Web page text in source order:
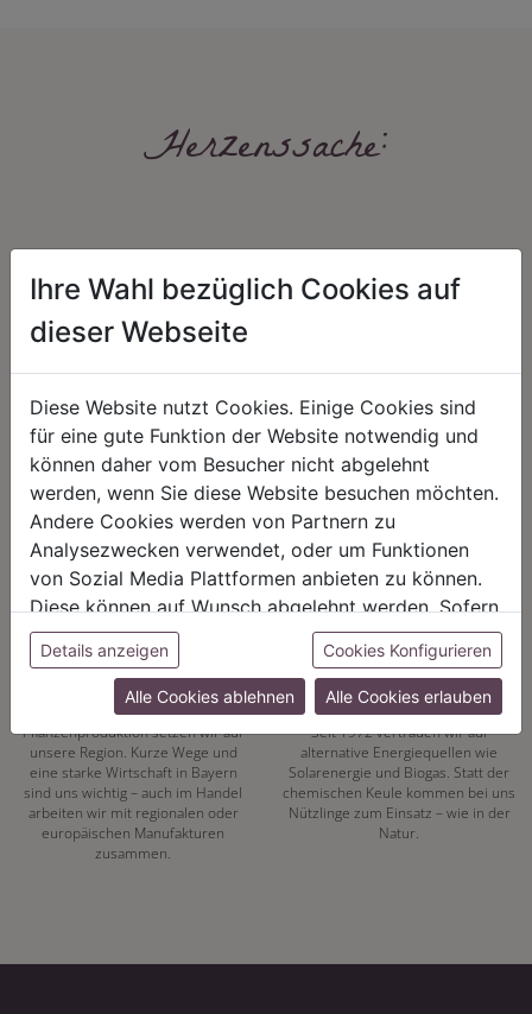
Herzenssache:
HARMONIE
Unser Sortiment steht für ein
positives Lebensgefühl. Wir
schenken natürliche, stilvolle
Momente für harmonische Stunden
zu Hause – den Ort, an dem
Menschen sich geborgen fühlen und
positive Energie schöpfen.
FAIRNESS
Nicht immer ist der günstigste Preis
auch ein guter Preis. Wir handeln
fair – im Hinblick auf unsere
Kalkulation, angemessene
Entlohnung und unsere
nachhaltigen, gewachsenen
Geschäftsbeziehungen.
REGIONALITÄT
Mit unserer eigenen
Pflanzenproduktion setzen wir auf
unsere Region. Kurze Wege und
eine starke Wirtschaft in Bayern
sind uns wichtig – auch im Handel
arbeiten wir mit regionalen oder
europäischen Manufakturen
zusammen.
NACHHALTIGKEIT
Energiewende hat bei uns Tradition.
Seit 1972 vertrauen wir auf
alternative Energiequellen wie
Solarenergie und Biogas. Statt der
chemischen Keule kommen bei uns
Nützlinge zum Einsatz – wie in der
Natur.
Ihre Wahl bezüglich Cookies auf
dieser Webseite
Diese Website nutzt Cookies. Einige Cookies sind
für eine gute Funktion der Website notwendig und
können daher vom Besucher nicht abgelehnt
werden, wenn Sie diese Website besuchen möchten.
Andere Cookies werden von Partnern zu
Analysezwecken verwendet, oder um Funktionen
von Sozial Media Plattformen anbieten zu können.
Diese können auf Wunsch abgelehnt werden. Sofern
sie unsere Webseite weiter nutzen, geben Sie
Einwilligung zu unseren Cookies.
Details anzeigen Cookies Konfigurieren
Alle Cookies ablehnen Alle Cookies erlauben